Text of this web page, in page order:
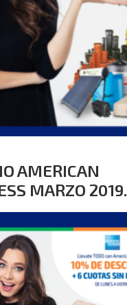
AMERICAN
MARZO 2019.